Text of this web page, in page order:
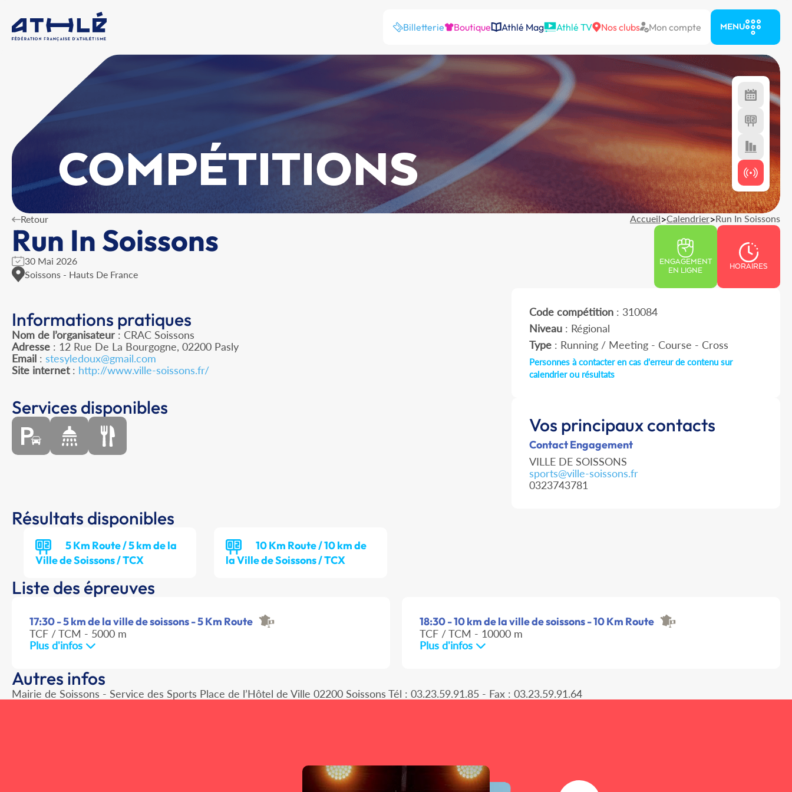
Billetterie Boutique Athlé Mag Athlé TV Nos clubs Mon compte MENU
COMPÉTITIONS
Retour Accueil>Calendrier>Run In Soissons
Run In Soissons
30 Mai 2026
Soissons - Hauts De France
ENGAGEMENT
EN LIGNE
HORAIRES
Informations pratiques
Nom de l’organisateur : CRAC Soissons
Adresse : 12 Rue De La Bourgogne, 02200 Pasly
Email : stesyledoux@gmail.com
Site internet: http://www.ville-soissons.fr/
Code compétition: 310084
Niveau: Régional
Type: Running / Meeting - Course - Cross
Personnes à contacter en cas d'erreur de contenu sur
calendrier ou résultats
Services disponibles
Vos principaux contacts
Contact Engagement
VILLE DE SOISSONS
sports@ville-soissons.fr
0323743781
Résultats disponibles
5 Km Route / 5 km de la
Ville de Soissons / TCX
10 Km Route / 10 km de
la Ville de Soissons / TCX
Liste des épreuves
17:30 - 5 km de la ville de soissons - 5 Km Route
TCF / TCM - 5000 m
Plus d'infos
18:30 - 10 km de la ville de soissons - 10 Km Route
TCF / TCM - 10000 m
Plus d'infos
Autres infos
Mairie de Soissons - Service des Sports Place de l’Hôtel de Ville 02200 Soissons Tél : 03.23.59.91.85 - Fax : 03.23.59.91.64